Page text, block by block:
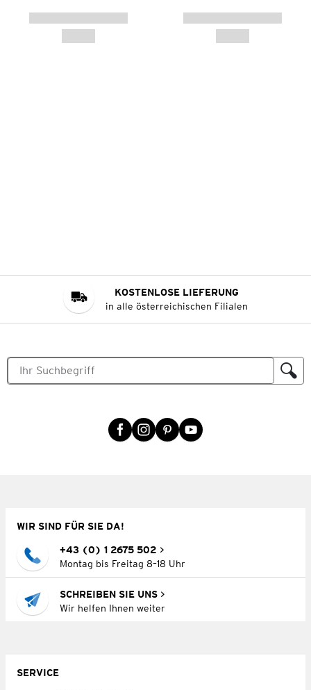
KOSTENLOSE LIEFERUNG
in alle österreichischen Filialen
WIR SIND FÜR SIE DA!
+43 (0) 1 2675 502
Montag bis Freitag 8–18 Uhr
SCHREIBEN SIE UNS
Wir helfen Ihnen weiter
SERVICE